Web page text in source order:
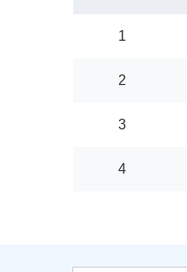
1
2
3
4